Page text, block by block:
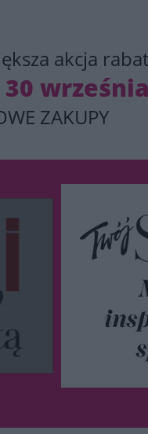
akcja
30 września
ZAKUPY